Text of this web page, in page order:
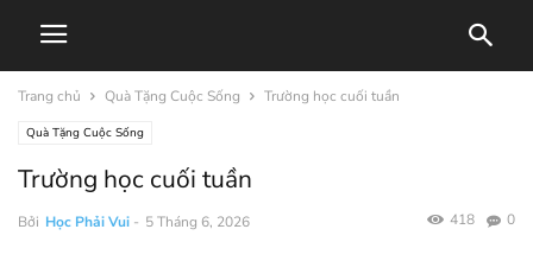
Trang chủ Quà Tặng Cuộc Sống Trường học cuối tuần
Quà Tặng Cuộc Sống
Trường học cuối tuần
Bởi Học Phải Vui - 5 Tháng 6, 2026 0
418